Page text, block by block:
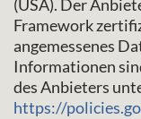
(USA). Der
Framework
angemessenes
Informationen
des Anbieters
https://